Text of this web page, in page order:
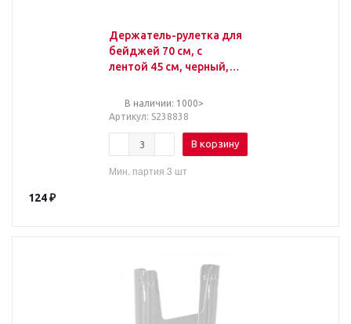
Держатель-рулетка для
бейджей 70 см, с
лентой 45 см, черный,
238838
В наличии: 1000>
Артикул: S238838
В корзину
Мин. партия 3 шт
124₽